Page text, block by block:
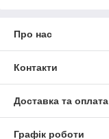
Про нас
Контакти
Доставка та оплата
Графік роботи